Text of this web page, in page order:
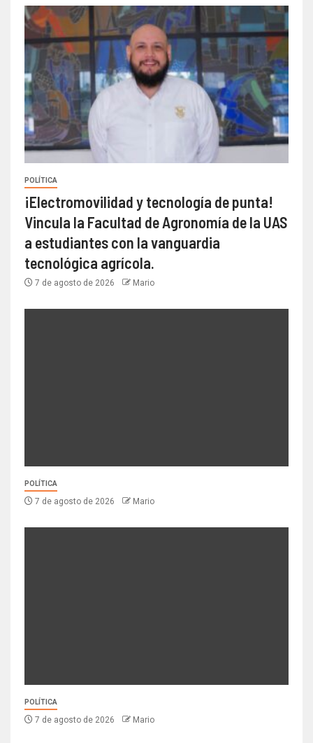
POLÍTICA
¡Electromovilidad y tecnología de punta!
Vincula la Facultad de Agronomía de la UAS
a estudiantes con la vanguardia
tecnológica agrícola.
7 de agosto de 2026 Mario
POLÍTICA
7 de agosto de 2026 Mario
POLÍTICA
7 de agosto de 2026 Mario